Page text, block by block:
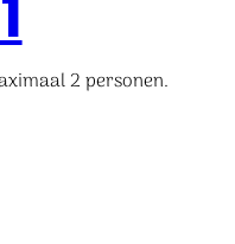
2 personen.